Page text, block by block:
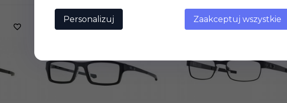
Personalizuj Zaakceptuj wszystkie